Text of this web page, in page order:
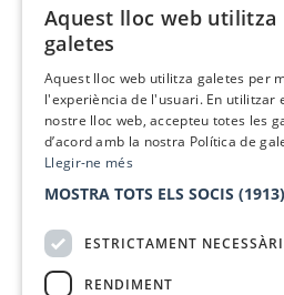
Política de cookies
Condicions d’ús
Comunicacions
Anuncia’t
Vull rebre la newsletter
Aquest lloc web utilitza
galetes
Aquest lloc web utilitza galetes per
l'experiència de l'usuari. En utilitzar
nostre lloc web, accepteu totes les
d’acord amb la nostra Política de
Llegir-ne més
MOSTRA TOTS ELS SOCIS
ESTRICTAMENT
RENDIMENT